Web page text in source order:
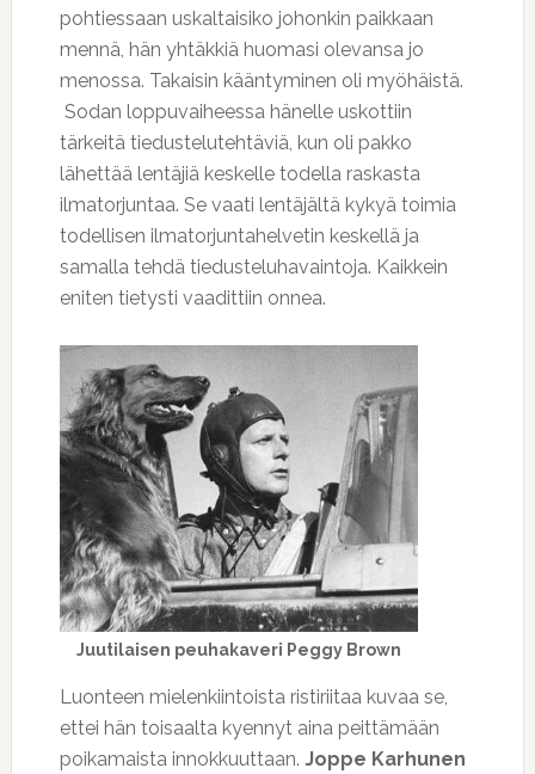
pohtiessaan uskaltaisiko johonkin paikkaan
mennä, hän yhtäkkiä huomasi olevansa jo
menossa. Takaisin kääntyminen oli myöhäistä.
Sodan loppuvaiheessa hänelle uskottiin
tärkeitä tiedustelutehtäviä, kun oli pakko
lähettää lentäjiä keskelle todella raskasta
ilmatorjuntaa. Se vaati lentäjältä kykyä toimia
todellisen ilmatorjuntahelvetin keskellä ja
samalla tehdä tiedusteluhavaintoja. Kaikkein
eniten tietysti vaadittiin onnea.
Juutilaisen peuhakaveri Peggy Brown
Luonteen mielenkiintoista ristiriitaa kuvaa se,
ettei hän toisaalta kyennyt aina peittämään
poikamaista innokkuuttaan. Joppe Karhunen